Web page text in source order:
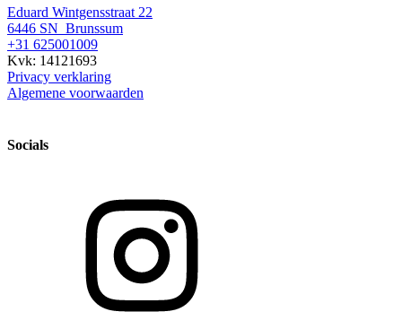
Eduard Wintgensstraat 22
6446 SN Brunssum
+31 625001009
Kvk: 14121693
Privacy verklaring
Algemene voorwaarden
Socials